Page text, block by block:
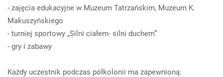
- zajęcia edukacyjne w Muzeum Tatrzańskim, Muzeum K.
Makuszyńskiego
- turniej sportowy „Silni ciałem- silni duchem”
- gry i zabawy
Każdy uczestnik podczas półkolonii ma zapewnioną: